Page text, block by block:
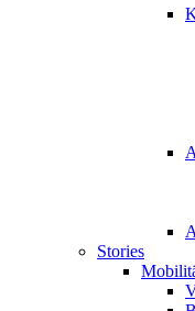
Stories